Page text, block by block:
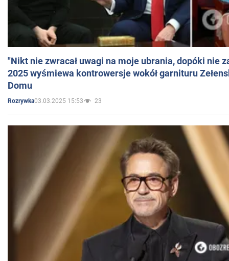
"Nikt nie zwracał uwagi na moje ubrania, dopóki nie
2025 wyśmiewa kontrowersje wokół garnituru
Domu
Rozrywka03.03.2025 15:53 23